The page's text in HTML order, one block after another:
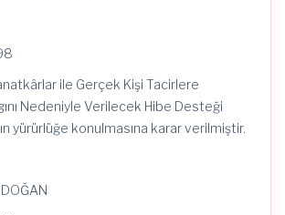
ile Gerçek Kişi Tacirlere
Nedeniyle Verilecek Hibe Desteği
yürürlüğe konulmasına karar verilmiştir.